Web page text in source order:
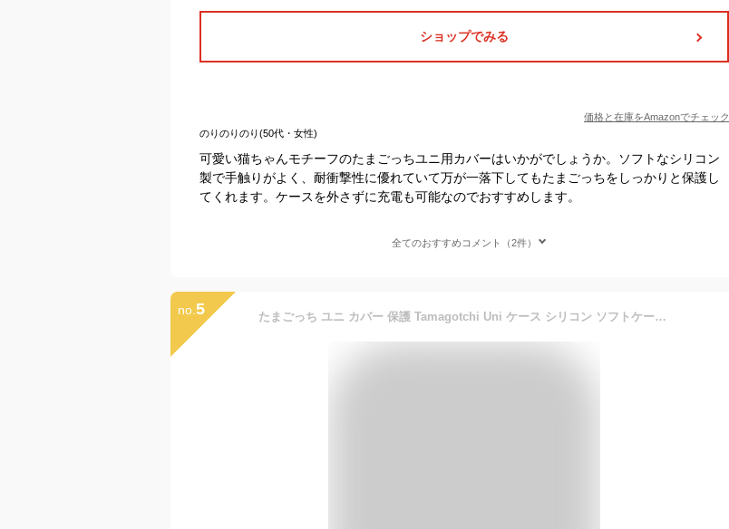
ショップでみる
価格と在庫をAmazonでチェック
のりのりのり(50代・女性)
可愛い猫ちゃんモチーフのたまごっちユニ用カバーはいかがでしょうか。ソフトなシリコン
製で手触りがよく、耐衝撃性に優れていて万が一落下してもたまごっちをしっかりと保護し
てくれます。ケースを外さずに充電も可能なのでおすすめします。
全てのおすすめコメント（2件）
no. 5 たまごっち ユニ カバー 保護 Tamagotchi Uni ケース シリコン ソフトケース リボン スイートバレエ ラメ入り 保護ケース かわいい 指紋防止 防水 保護 耐衝撃 ギス防止 Tamagotchi Uni 対応 ピンク ブルー ブラック ホワイト